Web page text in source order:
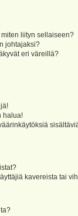
liityn sellaiseen?
johtajaksi?
eri väreillä?
halua!
kavereista tai